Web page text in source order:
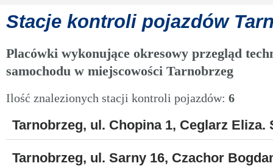
Stacje kontroli pojazdów
Placówki wykonujące okresowy przegląd
samochodu w miejscowości Tarnobrzeg
Ilość znalezionych stacji kontroli pojazdów: 6
Tarnobrzeg, ul. Chopina 1, Ceglarz
Tarnobrzeg, ul. Sarny 16, Czachor